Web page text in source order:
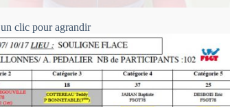
un clic pour agrandir